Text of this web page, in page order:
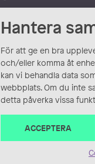
Hantera
För att ge en bra
och/eller komma åt
kan vi behandla data
webbplats. Om du inte
detta påverka vissa
ACCEPTERA